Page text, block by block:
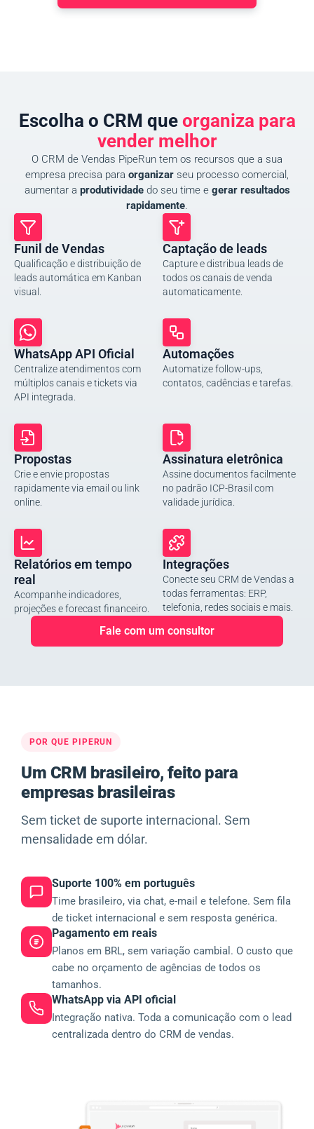
Escolha o CRM que organiza para
vender melhor
O CRM de Vendas PipeRun tem os recursos que a sua
empresa precisa para organizar seu processo comercial,
aumentar a produtividadedo seu time e gerar resultados
rapidamente.
Funil de Vendas
Qualificação e distribuição de
leads automática em Kanban
visual.
Captação de leads
Capture e distribua leads de
todos os canais de venda
automaticamente.
WhatsApp API Oficial
Centralize atendimentos com
múltiplos canais e tickets via
API integrada.
Automações
Automatize follow-ups,
contatos, cadências e tarefas.
Propostas
Crie e envie propostas
rapidamente via email ou link
online.
Assinatura eletrônica
Assine documentos facilmente
no padrão ICP-Brasil com
validade jurídica.
Relatórios em tempo
real
Acompanhe indicadores,
projeções e forecast financeiro.
Integrações
Conecte seu CRM de Vendas a
todas ferramentas: ERP,
telefonia, redes sociais e mais.
Fale com um consultor
POR QUE PIPERUN
Um CRM brasileiro, feito para
empresas brasileiras
Sem ticket de suporte internacional. Sem
mensalidade em dólar.
Suporte 100% em português
Time brasileiro, via chat, e-mail e telefone. Sem fila
de ticket internacional e sem resposta genérica.
Pagamento em reais
Planos em BRL, sem variação cambial. O custo que
cabe no orçamento de agências de todos os
tamanhos.
WhatsApp via API oficial
Integração nativa. Toda a comunicação com o lead
centralizada dentro do CRM de vendas.